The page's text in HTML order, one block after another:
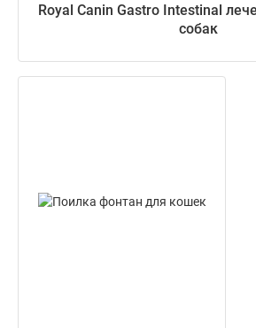
Royal Canin Gastro Intestinal
собак